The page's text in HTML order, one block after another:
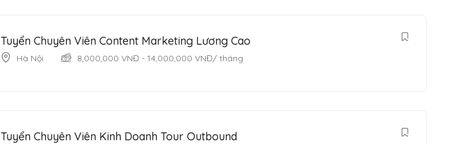
Tuyển Chuyên Viên Content Marketing Lương Cao
Hà Nội 8,000,000 VNĐ - 14,000,000 VNĐ/ tháng
Tuyển Chuyên Viên Kinh Doanh Tour Outbound